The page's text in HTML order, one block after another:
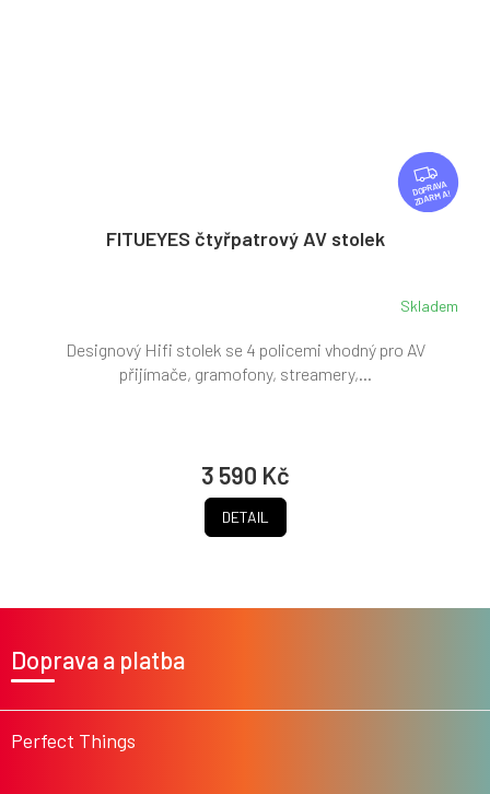
Z
D
A
ZDARMA
FITUEYES čtyřpatrový AV stolek
Skladem
3 590 Kč
DETAIL
Designový Hifi stolek se 4 policemi vhodný pro AV
přijímače, gramofony, streamery,...
t
Perfect Things
Doprava a platba